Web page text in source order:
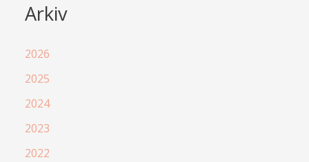
Arkiv
2026
2025
2024
2023
2022